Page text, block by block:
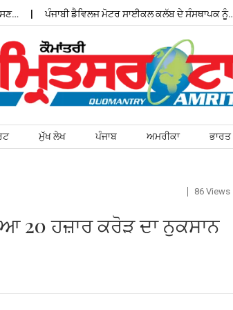
ਪੰਜਾਬੀ ਡੈਵਿਲਜ ਮੋਟਰ ਸਾਈਕਲ ਕਲੱਬ ਦੇ ਸੰਸਥਾਪਕ ਨੂੰ…
ਮੁੱਖ ਲੇਖ ਪੰਜਾਬ ਅਮਰੀਕਾ ਭਾਰਤ
86 Views
20 ਹਜ਼ਾਰ ਕਰੋੜ ਦਾ ਨੁਕਸਾਨ